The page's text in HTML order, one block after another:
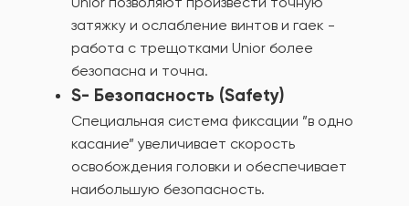
затяжку и ослабление винтов и гаек -
работа с трещотками Unior более
безопасна и точна.
S- Безопасность (Safety)
Специальная система фиксации ”в одно
касание” увеличивает скорость
освобождения головки и обеспечивает
наибольшую безопасность.